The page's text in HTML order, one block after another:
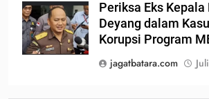
Periksa Eks Kepala
Deyang dalam
Korupsi Program
jagatbatara.com